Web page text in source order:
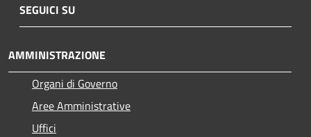
SEGUICI SU
AMMINISTRAZIONE
Organi di Governo
Aree Amministrative
Uffici